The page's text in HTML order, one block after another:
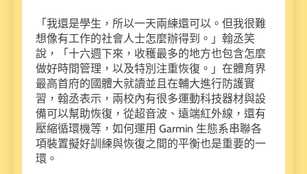
「我還是學生，所以一天兩練還可以。但我很難
想像有工作的社會人士怎麼辦得到。」翰丞笑
說，「十六週下來，收穫最多的地方也包含怎麼
做好時間管理，以及特別注重恢復。」在體育界
最高首府的國體大就讀並且在輔大進行防護實
習，翰丞表示，兩校內有很多運動科技器材與設
備可以幫助恢復，從超音波、遠端紅外線，還有
壓縮循環機等，如何運用 Garmin 生態系串聯各
項裝置擬好訓練與恢復之間的平衡也是重要的一
環。